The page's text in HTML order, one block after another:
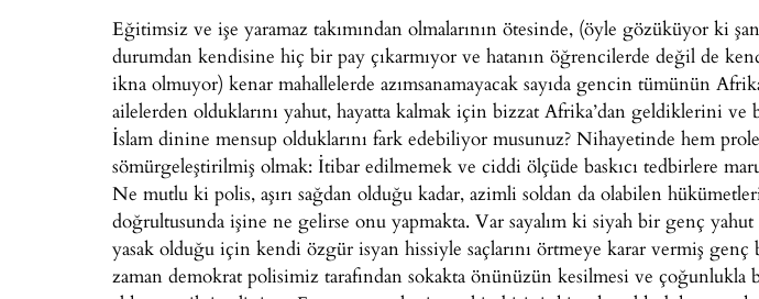
Eğitimsiz ve işe yaramaz takımından olmalarının ötesinde, (öyle gözüküyor ki
durumdan kendisine hiç bir pay çıkarmıyor ve hatanın öğrencilerde değil de
ikna olmuyor) kenar mahallelerde azımsanamayacak sayıda gencin tümünün
ailelerden olduklarını yahut, hayatta kalmak için bizzat Afrika’dan geldiklerini
İslam dinine mensup olduklarını fark edebiliyor musunuz? Nihayetinde hem
sömürgeleştirilmiş olmak: İtibar edilmemek ve ciddi ölçüde baskıcı tedbirlere
Ne mutlu ki polis, aşırı sağdan olduğu kadar, azimli soldan da olabilen
doğrultusunda işine ne gelirse onu yapmakta. Var sayalım ki siyah bir genç yahut
yasak olduğu için kendi özgür isyan hissiyle saçlarını örtmeye karar vermiş genç
zaman demokrat polisimiz tarafından sokakta önünüzün kesilmesi ve çoğunlukla